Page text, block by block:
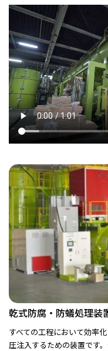
乾式防腐・防蟻処理装
すべての工程において効率
圧注入するための装置です